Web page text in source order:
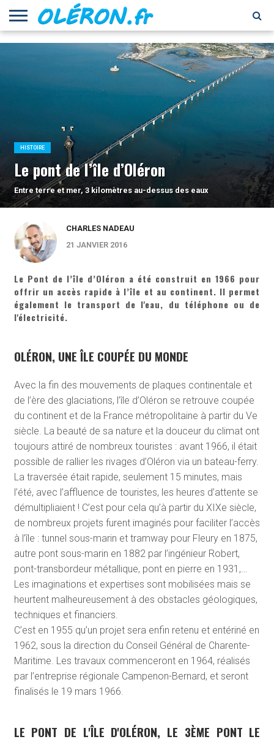
LOISIRS
ENVIRONNEMENT
HISTOIRE
Le pont de l’île d’Oléron
Entre terre et mer, 3 kilomètres au-dessus des eaux
CHARLES NADEAU
21 JANVIER 2016
Le Pont de l’île d’Oléron a été construit en 1966 pour
offrir un accès rapide à l’île et au continent. Il permet
également le transport de l'eau, du téléphone ou de
l'électricité.
OLÉRON, UNE ÎLE COUPÉE DU MONDE
Avec la fin des mouvements de plaques continentale et
de l’ère des glaciations, l’île d’Oléron se retrouve coupée
du continent et de la France métropolitaine à partir du Ve
siècle. La beauté de sa nature et la douceur du climat ont
toujours attiré de nombreux touristes : avant 1966, il était
possible de rallier les rivages d’Oléron via un bateau-ferry.
La traversée était rapide, seulement 15 minutes, mais
l’été, avec l’affluence de touristes, les heures d’attente se
démultipliaient ! C’est pour cela qu’à partir du XIXe siècle,
de nombreux projets furent imaginés pour faciliter l’accès
à l’île : tunnel sous-marin et tramway pour Fleury en 1875,
autre pont sous-marin en 1882 par l’ingénieur Robert,
pont-transbordeur métallique, pont en pierre en 1931,…
Les imaginations et expertises sont mobilisées mais se
heurtent malheureusement à des obstacles géologiques,
techniques et financiers.
C’est en 1955 qu’un projet sera enfin retenu et entériné en
1962, sous la direction du Conseil Général de Charente-
Maritime. Les travaux commenceront en 1964, réalisés
par l’entreprise régionale Campenon-Bernard, et seront
finalisés le 19 mars 1966.
LE PONT DE L'ÎLE D'OLÉRON, LE 3ÈME PONT LE